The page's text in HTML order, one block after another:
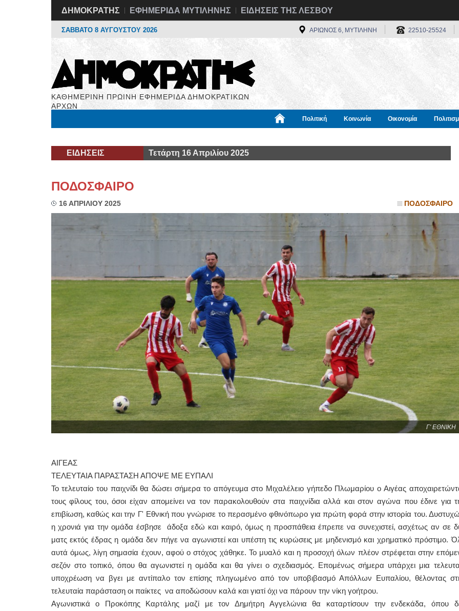
ΔΗΜΟΚΡΑΤΗΣ ΕΦΗΜΕΡΙΔΑ ΜΥΤΙΛΗΝΗΣ ΕΙΔΗΣΕΙΣ ΤΗΣ ΛΕΣΒΟΥ
ΣΑΒΒΑΤΟ 8 ΑΥΓΟΥΣΤΟΥ 2026 ΑΡΙΩΝΟΣ 6, ΜΥΤΙΛΗΝΗ 22510-25524
ΚΑΘΗΜΕΡΙΝΗ ΠΡΩΙΝΗ ΕΦΗΜΕΡΙΔΑ ΔΗΜΟΚΡΑΤΙΚΩΝ
ΑΡΧΩΝ
Πολιτική Κοινωνία Οικονομία
ΕΙΔΗΣΕΙΣ Τετάρτη 16 Απριλίου 2025
ΠΟΔΟΣΦΑΙΡΟ
16 ΑΠΡΙΛΙΟΥ 2025 ΠΟΔΟΣΦΑΙΡΟ
Γ' ΕΘΝΙΚΗ
ΑΙΓΕΑΣ
ΤΕΛΕΥΤΑΙΑ ΠΑΡΑΣΤΑΣΗ ΑΠΟΨΕ ΜΕ ΕΥΠΑΛΙ
Το τελευταίο του παιχνίδι θα δώσει σήμερα το απόγευμα στο Μιχαλέλειο γήπεδο Πλωμαρίου ο Αιγέας
τους φίλους του, όσοι είχαν απομείνει να τον παρακολουθούν στα παιχνίδια αλλά και στον αγώνα που έδινε για
επιβίωση, καθώς και την Γ' Εθνική που γνώρισε το περασμένο φθινόπωρο για πρώτη φορά στην ιστορία του.
η χρονιά για την ομάδα έσβησε άδοξα εδώ και καιρό, όμως η προσπάθεια έπρεπε να συνεχιστεί, ασχέτως αν σε
ματς εκτός έδρας η ομάδα δεν πήγε να αγωνιστεί και υπέστη τις κυρώσεις με μηδενισμό και χρηματικό πρόστιμο.
αυτά όμως, λίγη σημασία έχουν, αφού ο στόχος χάθηκε. Το μυαλό και η προσοχή όλων πλέον στρέφεται στην
σεζόν στο τοπικό, όπου θα αγωνιστεί η ομάδα και θα γίνει ο σχεδιασμός. Επομένως σήμερα υπάρχει μια
υποχρέωση να βγει με αντίπαλο τον επίσης πληγωμένο από τον υποβιβασμό Απόλλων Ευπαλίου, θέλοντας
τελευταία παράσταση οι παίκτες να αποδώσουν καλά και γιατί όχι να πάρουν την νίκη γοήτρου.
Αγωνιστικά ο Προκόπης Καρτάλης μαζί με τον Δημήτρη Αγγελώνια θα καταρτίσουν την ενδεκάδα, όπου
ΧΕΙΡΟΥΡΓΟΣ
ΟΦΘΑΛΜΙΑΤΡΟΣ
Διδάκτωρ Ιατρικής Σχολής
Πανεπιστημίου Αθηνών
Καλλιπόλεως 3,Νέα Σμύρνη,
Καβέτσου 10, Μυτιλήνη, τηλ:
2251038065
Χειρουργός Ωτορινολαρυγγολόγος
Έλενα Μπούμπα
Στρατιωτικός Ιατρός
Διδ.Παν.Αθηνών